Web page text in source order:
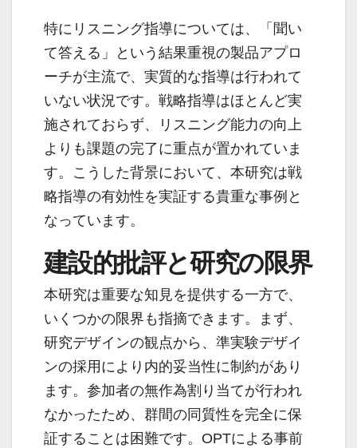
特にリスニング指導については、「聞い
て答える」という結果重視の製品アプロ
ーチが主流で、実質的な指導は行われて
いない状況です。戦略指導はほとんど実
施されておらず、リスニング能力の向上
よりも課題の完了に重点が置かれていま
す。こうした背景において、本研究は戦
略指導の有効性を実証する貴重な事例と
なっています。
建設的批評と研究の限界
本研究は重要な知見を提供する一方で、
いくつかの限界も指摘できます。まず、
研究デザインの観点から、準実験デザイ
ンの採用により内的妥当性に制約があり
ます。参加者の無作為割り当てが行われ
なかったため、群間の同質性を完全に保
証することは困難です。OPTによる事前